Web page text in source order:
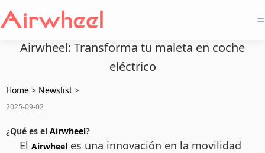
=
Airwheel: Transforma tu maleta en coche
eléctrico
Home > Newslist >
2025-09-02
¿Qué es el Airwheel?
El Airwheel es una innovación en la movilidad